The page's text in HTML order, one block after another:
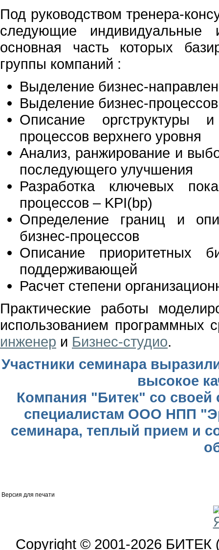
Под руководством тренера-
следующие индивидуальные
основная часть которых
группы компаний :
Выделение бизнес-
Выделение бизнес-
Описание оргструктуры
процессов верхнего уровня
Анализ, ранжирование и
последующего улучшения
Разработка ключевых
процессов – KPI(bp)
Определение границ и
бизнес-процессов
Описание приоритетных
поддерживающей
Расчет степени
Практические работы
использованием программных
инженер и Бизнес-студио.
Участники семинара
высокое
Компания "Битек" со своей
специалистам ООО НПП
семинара, теплый прием и
Версия для печати
Copyright © 2001-2026 БИТЕК